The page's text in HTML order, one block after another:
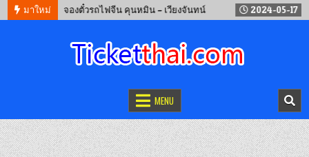
มาใหม่
งตั๋วรถไฟจีน คุนหมิน – เวียงจันทน์ 2024-05-17 จองตั๋วรถไฟจีน –
MENU